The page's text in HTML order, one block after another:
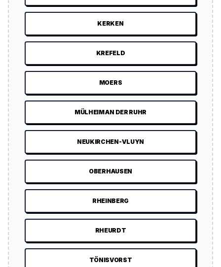
KERKEN
KREFELD
MOERS
MÜLHEIM AN DER RUHR
NEUKIRCHEN-VLUYN
OBERHAUSEN
RHEINBERG
RHEURDT
TÖNISVORST